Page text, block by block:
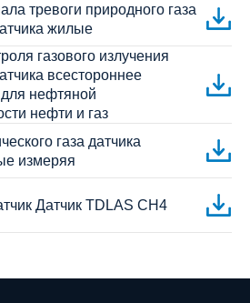
тревоги природного газа
жилые
газового излучения
всестороннее
нефтяной
нефти и газ
газа датчика
измеряя
Датчик TDLAS CH4